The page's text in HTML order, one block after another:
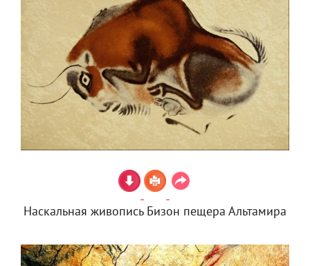
Наскальная живопись Бизон пещера Альтамира